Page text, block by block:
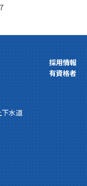
水道
採用情報
有資格者